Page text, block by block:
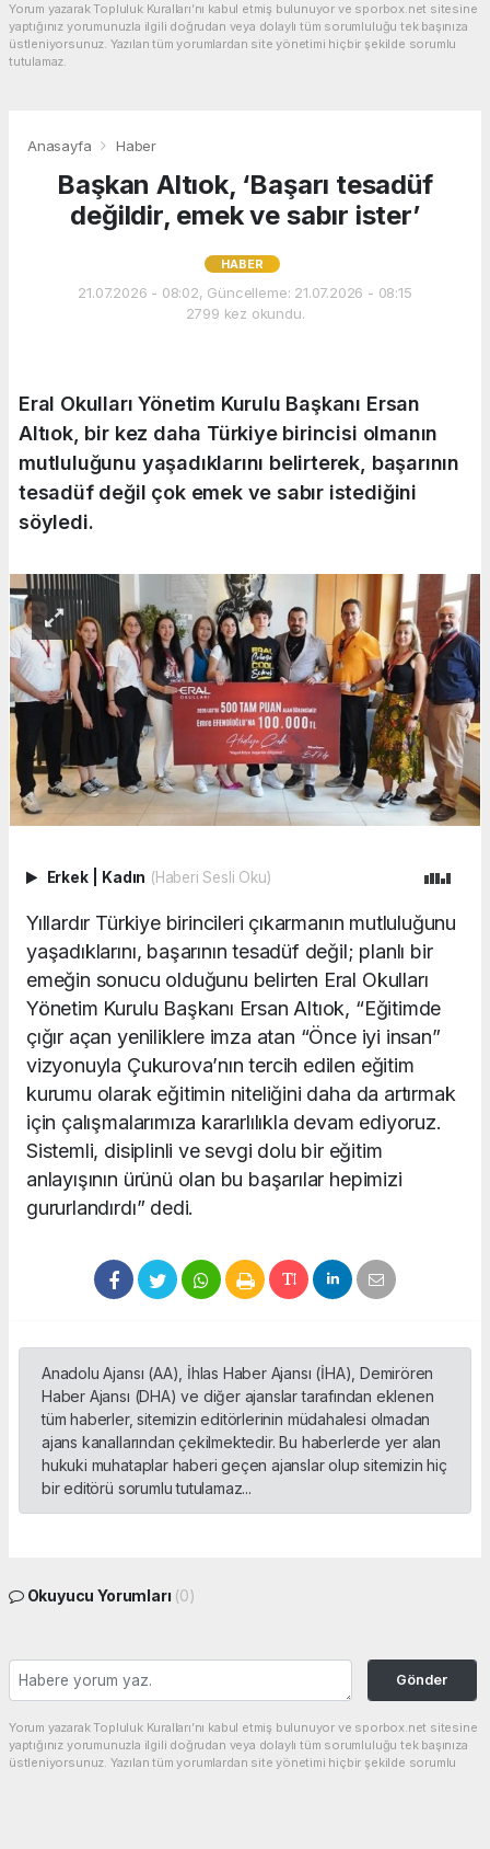
Yorum yazarak Topluluk Kuralları’nı kabul etmiş bulunuyor ve sporbox.net sitesine
yaptığınız yorumunuzla ilgili doğrudan veya dolaylı tüm sorumluluğu tek başınıza
üstleniyorsunuz. Yazılan tüm yorumlardan site yönetimi hiçbir şekilde sorumlu
tutulamaz.
Anasayfa Haber
Başkan Altıok, ‘Başarı tesadüf
değildir, emek ve sabır ister’
HABER
21.07.2026 - 08:02, Güncelleme: 21.07.2026 - 08:15
2799 kez okundu.
Eral Okulları Yönetim Kurulu Başkanı Ersan
Altıok, bir kez daha Türkiye birincisi olmanın
mutluluğunu yaşadıklarını belirterek, başarının
tesadüf değil çok emek ve sabır istediğini
söyledi.
Erkek Kadın (Haberi Sesli Oku)
Yıllardır Türkiye birincileri çıkarmanın mutluluğunu
yaşadıklarını, başarının tesadüf değil; planlı bir
emeğin sonucu olduğunu belirten Eral Okulları
Yönetim Kurulu Başkanı Ersan Altıok, “Eğitimde
çığır açan yeniliklere imza atan “Önce iyi insan”
vizyonuyla Çukurova’nın tercih edilen eğitim
kurumu olarak eğitimin niteliğini daha da artırmak
için çalışmalarımıza kararlılıkla devam ediyoruz.
Sistemli, disiplinli ve sevgi dolu bir eğitim
anlayışının ürünü olan bu başarılar hepimizi
gururlandırdı” dedi.
Anadolu Ajansı (AA), İhlas Haber Ajansı (İHA), Demirören
Haber Ajansı (DHA) ve diğer ajanslar tarafından eklenen
tüm haberler, sitemizin editörlerinin müdahalesi olmadan
ajans kanallarından çekilmektedir. Bu haberlerde yer alan
hukuki muhataplar haberi geçen ajanslar olup sitemizin hiç
bir editörü sorumlu tutulamaz...
Okuyucu Yorumları (0)
Gönder
Yorum yazarak Topluluk Kuralları’nı kabul etmiş bulunuyor ve sporbox.net sitesine
yaptığınız yorumunuzla ilgili doğrudan veya dolaylı tüm sorumluluğu tek başınıza
üstleniyorsunuz. Yazılan tüm yorumlardan site yönetimi hiçbir şekilde sorumlu